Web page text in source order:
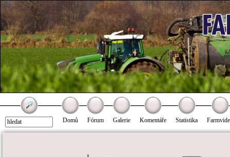
Domů Fórum Galerie Komentáře Statistika